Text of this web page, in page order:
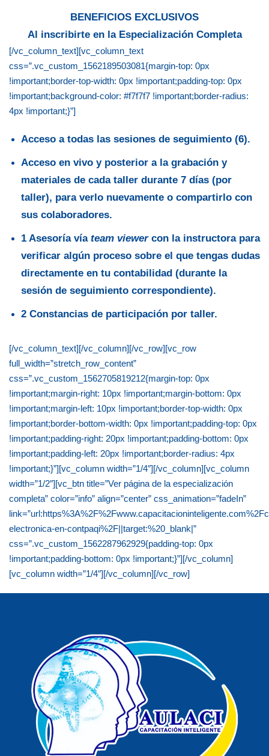
BENEFICIOS EXCLUSIVOS
Al inscribirte en la Especialización Completa
[/vc_column_text][vc_column_text
css=”.vc_custom_1562189503081{margin-top: 0px
!important;border-top-width: 0px !important;padding-top: 0px
!important;background-color: #f7f7f7 !important;border-radius:
4px !important;}”]
Acceso a todas las sesiones de seguimiento (6).
Acceso en vivo y posterior a la grabación y
materiales de cada taller durante 7 días (por
taller), para verlo nuevamente o compartirlo con
sus colaboradores.
1 Asesoría vía team viewercon la instructora para
verificar algún proceso sobre el que tengas dudas
directamente en tu contabilidad (durante la
sesión de seguimiento correspondiente).
2 Constancias de participación por taller.
[/vc_column_text][/vc_column][/vc_row][vc_row
full_width=”stretch_row_content”
css=”.vc_custom_1562705819212{margin-top: 0px
!important;margin-right: 10px !important;margin-bottom: 0px
!important;margin-left: 10px !important;border-top-width: 0px
!important;border-bottom-width: 0px !important;padding-top: 0px
!important;padding-right: 20px !important;padding-bottom: 0px
!important;padding-left: 20px !important;border-radius: 4px
!important;}”][vc_column width=”1/4″][/vc_column][vc_column
width=”1/2″][vc_btn title=”Ver página de la especialización
completa” color=”info” align=”center” css_animation=”fadeIn”
electronica-en-contpaqi%2F||target:%20_blank|”
css=”.vc_custom_1562287962929{padding-top: 0px
!important;padding-bottom: 0px !important;}”][/vc_column]
[vc_column width=”1/4″][/vc_column][/vc_row]